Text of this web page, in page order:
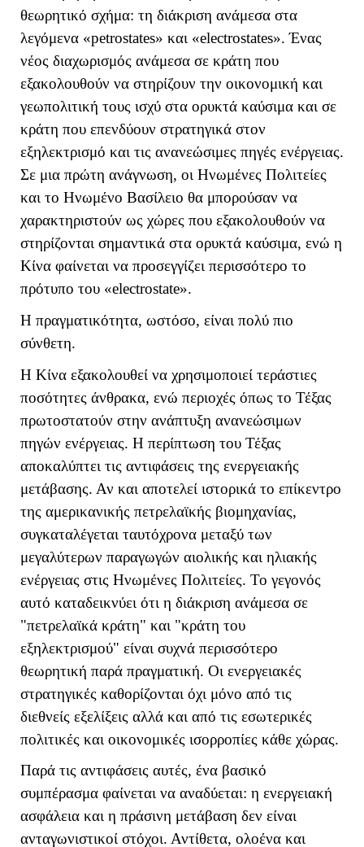
θεωρητικό σχήμα: τη διάκριση ανάμεσα στα
λεγόμενα «petrostates» και «electrostates». Ένας
νέος διαχωρισμός ανάμεσα σε κράτη που
εξακολουθούν να στηρίζουν την οικονομική και
γεωπολιτική τους ισχύ στα ορυκτά καύσιμα και σε
κράτη που επενδύουν στρατηγικά στον
εξηλεκτρισμό και τις ανανεώσιμες πηγές ενέργειας.
Σε μια πρώτη ανάγνωση, οι Ηνωμένες Πολιτείες
και το Ηνωμένο Βασίλειο θα μπορούσαν να
χαρακτηριστούν ως χώρες που εξακολουθούν να
στηρίζονται σημαντικά στα ορυκτά καύσιμα, ενώ η
Κίνα φαίνεται να προσεγγίζει περισσότερο το
πρότυπο του «electrostate».
Η πραγματικότητα, ωστόσο, είναι πολύ πιο
σύνθετη.
Η Κίνα εξακολουθεί να χρησιμοποιεί τεράστιες
ποσότητες άνθρακα, ενώ περιοχές όπως το Τέξας
πρωτοστατούν στην ανάπτυξη ανανεώσιμων
πηγών ενέργειας. Η περίπτωση του Τέξας
αποκαλύπτει τις αντιφάσεις της ενεργειακής
μετάβασης. Αν και αποτελεί ιστορικά το επίκεντρο
της αμερικανικής πετρελαϊκής βιομηχανίας,
συγκαταλέγεται ταυτόχρονα μεταξύ των
μεγαλύτερων παραγωγών αιολικής και ηλιακής
ενέργειας στις Ηνωμένες Πολιτείες. Το γεγονός
αυτό καταδεικνύει ότι η διάκριση ανάμεσα σε
"πετρελαϊκά κράτη" και "κράτη του
εξηλεκτρισμού" είναι συχνά περισσότερο
θεωρητική παρά πραγματική. Οι ενεργειακές
στρατηγικές καθορίζονται όχι μόνο από τις
διεθνείς εξελίξεις αλλά και από τις εσωτερικές
πολιτικές και οικονομικές ισορροπίες κάθε χώρας.
Παρά τις αντιφάσεις αυτές, ένα βασικό
συμπέρασμα φαίνεται να αναδύεται: η ενεργειακή
ασφάλεια και η πράσινη μετάβαση δεν είναι
ανταγωνιστικοί στόχοι. Αντίθετα, ολοένα και